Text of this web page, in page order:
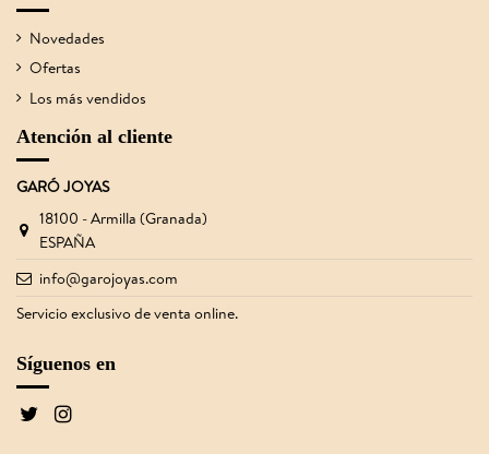
Novedades
Ofertas
Los más vendidos
Atención al cliente
GARÓ JOYAS
18100 - Armilla (Granada)
ESPAÑA
info@garojoyas.com
Servicio exclusivo de venta online.
Síguenos en